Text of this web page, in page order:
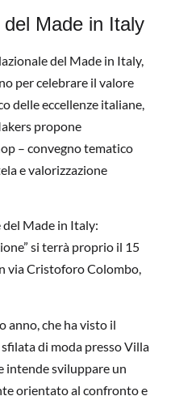
Made in Italy
del Made in Italy,
per celebrare il valore
delle eccellenze italiane,
propone
– convegno tematico
e valorizzazione
del Made in Italy:
si terrà proprio il 15
via Cristoforo Colombo,
anno, che ha visto il
di moda presso Villa
intende sviluppare un
orientato al confronto e